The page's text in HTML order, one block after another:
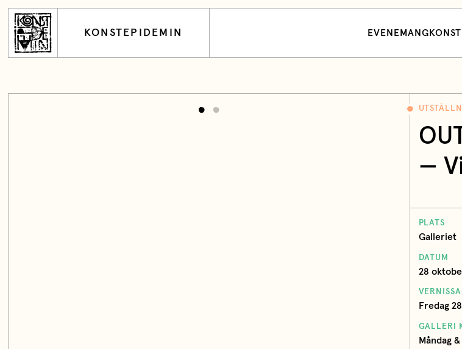
KONSTEPIDEMIN EVENEMANG
—
PLATS
Galleriet
DATUM
28
Fredag
GALLERI
Måndag